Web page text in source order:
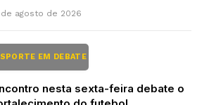
agosto de 2026
EM DEBATE
nesta sexta-feira debate o